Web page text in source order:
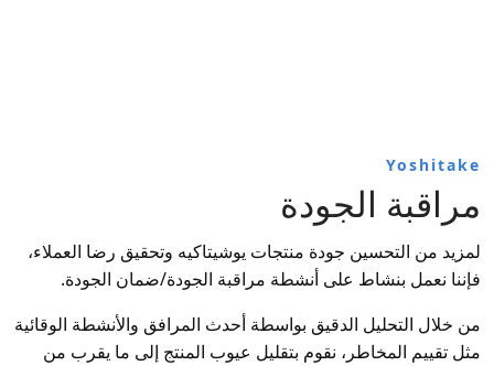
Yoshitake
مراقبة الجودة
لمزيد من التحسين جودة منتجات يوشيتاكيه وتحقيق رضا العملاء،
فإننا نعمل بنشاط على أنشطة مراقبة الجودة/ضمان الجودة.
من خلال التحليل الدقيق بواسطة أحدث المرافق والأنشطة الوقائية
مثل تقييم المخاطر، نقوم بتقليل عيوب المنتج إلى ما يقرب من